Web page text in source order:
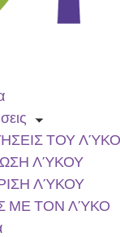
ΤΟΥ
ΛΎΚΟΥ
ΛΎΚΟΥ
ΜΕ ΤΟΝ ΛΎΚΟ